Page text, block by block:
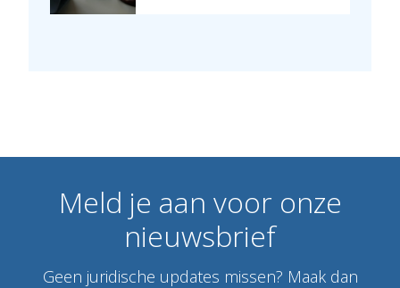
Meld je aan voor onze
nieuwsbrief
Geen juridische updates missen? Maak dan